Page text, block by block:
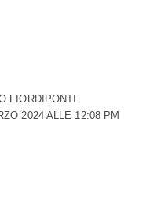
FIORDIPONTI
2024 ALLE 12:08 PM